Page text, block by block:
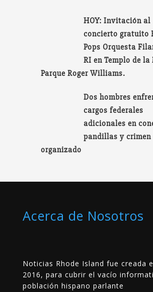
HOY: Invitación al
concierto gratuito
Pops Orquesta
RI en Templo de
Parque Roger Williams.
Dos hombres
cargos federales
adicionales en
pandillas y crimen
organizado
Acerca de Nosotros
Noticias Rhode Island fue creada
2016, para cubrir el vacío
población hispano parlante